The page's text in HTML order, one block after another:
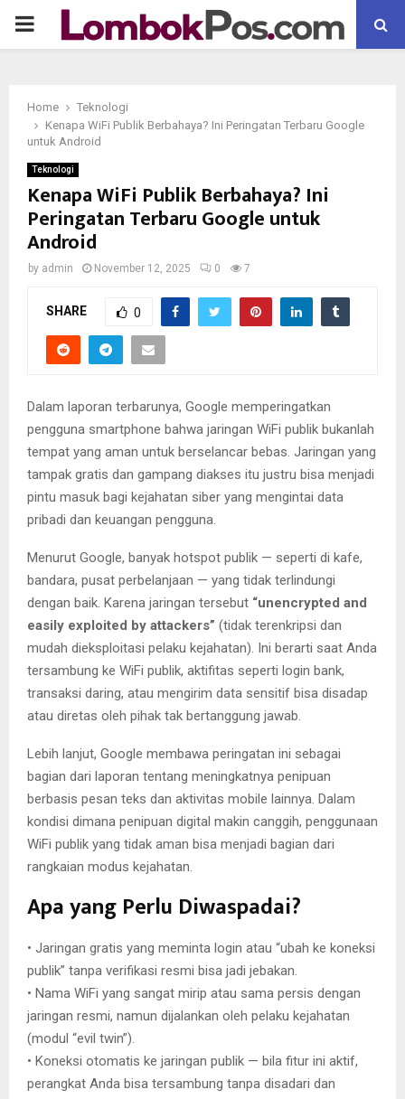
P
M
A
E
N
U
Home
Teknologi
Kenapa WiFi Publik Berbahaya? Ini Peringatan Terbaru Google
untuk Android
Teknologi
Kenapa WiFi Publik Berbahaya? Ini
Peringatan Terbaru Google untuk
Android
by admin November 12, 2025 0 7
SHARE 0
Dalam laporan terbarunya, Google memperingatkan
pengguna smartphone bahwa jaringan WiFi publik bukanlah
tempat yang aman untuk berselancar bebas. Jaringan yang
tampak gratis dan gampang diakses itu justru bisa menjadi
pintu masuk bagi kejahatan siber yang mengintai data
pribadi dan keuangan pengguna.
Menurut Google, banyak hotspot publik — seperti di kafe,
bandara, pusat perbelanjaan — yang tidak terlindungi
dengan baik. Karena jaringan tersebut “unencrypted and
easily exploited by attackers” (tidak terenkripsi dan
mudah dieksploitasi pelaku kejahatan). Ini berarti saat Anda
tersambung ke WiFi publik, aktifitas seperti login bank,
transaksi daring, atau mengirim data sensitif bisa disadap
atau diretas oleh pihak tak bertanggung jawab.
Lebih lanjut, Google membawa peringatan ini sebagai
bagian dari laporan tentang meningkatnya penipuan
berbasis pesan teks dan aktivitas mobile lainnya. Dalam
kondisi dimana penipuan digital makin canggih, penggunaan
WiFi publik yang tidak aman bisa menjadi bagian dari
rangkaian modus kejahatan.
Apa yang Perlu Diwaspadai?
• Jaringan gratis yang meminta login atau “ubah ke koneksi
publik” tanpa verifikasi resmi bisa jadi jebakan.
• Nama WiFi yang sangat mirip atau sama persis dengan
jaringan resmi, namun dijalankan oleh pelaku kejahatan
(modul “evil twin”).
• Koneksi otomatis ke jaringan publik — bila fitur ini aktif,
perangkat Anda bisa tersambung tanpa disadari dan